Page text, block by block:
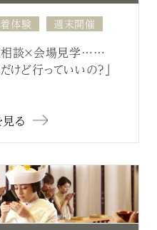
体験 週末開催
式相談×会場見学……
けど行っていいの？」
る